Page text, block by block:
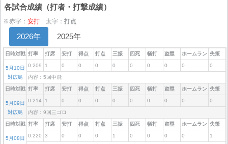
各試合成績（打者・打撃成績）
※赤字： 安打 太字： 打点
2026年 2025年
日時対戦 打率 打席 安打 得点 打点 三振 四死 犠打 盗塁 ホームラン 失策
5月10日
対広島
0.209 1 0 0 0 0 0 0 0 0 0
内容：5回中飛
日時対戦 打率 打席 安打 得点 打点 三振 四死 犠打 盗塁 ホームラン 失策
5月09日
対広島
0.214 1 0 0 0 0 0 0 0 0 0
内容：9回三ゴロ
日時対戦 打率 打席 安打 得点 打点 三振 四死 犠打 盗塁 ホームラン 失策
5月08日
0.220 3 0 0 0 1 0 0 0 0 1